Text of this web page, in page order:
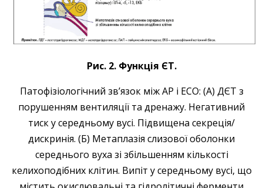
Рис. 2. Функція ЄТ.
Патофізіологічний зв’язок між АР і ЕСО: (A) ДЄТ з
порушенням вентиляції та дренажу. Негативний
тиск у середньому вусі. Підвищена секреція/
дискринія. (Б) Метаплазія слизової оболонки
середнього вуха зі збільшенням кількості
келихоподібних клітин. Випіт у середньому вусі, що